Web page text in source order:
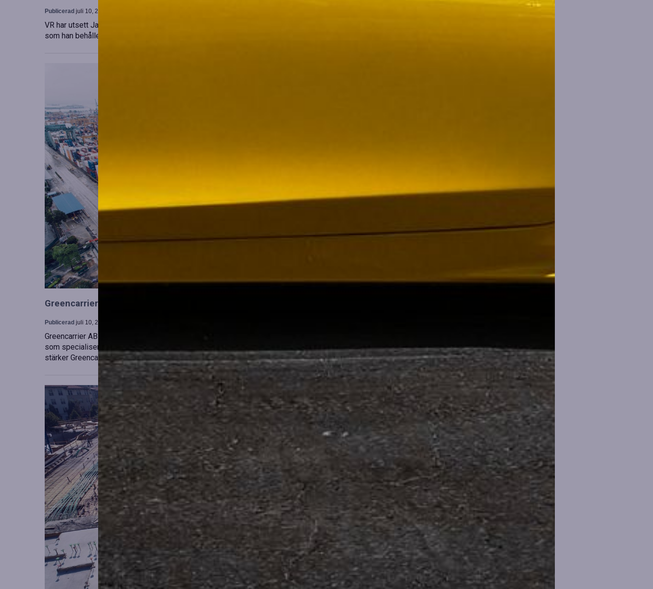
Publicerad juli 10, 2026
VR har utsett Janne Hattula att leda verksamheten för upphandlad kollektivtrafik i Sverige, samtidigt
som han behåller sitt ansvar i Finland. Detta sker i kölvattnet av Johan Oscarssons avsked från…
Greencarrier utökar sin verksamhet genom förvärv av Containerhandel CARU
Publicerad juli 10, 2026
Greencarrier AB har förvärvat en majoritetsandel i Containerhandel CARU AB, ett svenskt företag
som specialiserar sig på försäljning, uthyrning och skräddarsydda containerlösningar. Detta förvärv
stärker Greencarriers ställning inom containersektorn och…